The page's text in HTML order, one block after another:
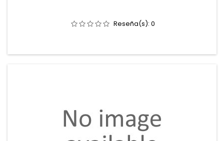
Reseña(s): 0